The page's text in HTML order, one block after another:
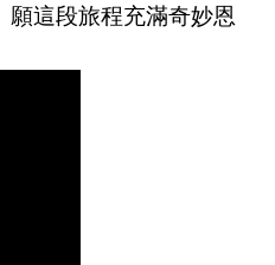
願這段旅程充滿奇妙恩